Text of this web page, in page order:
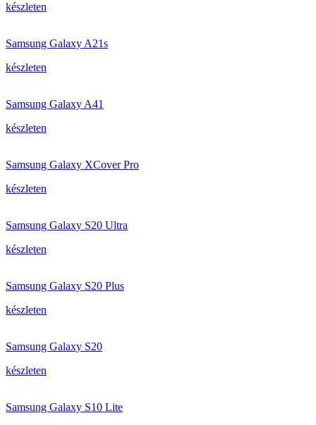
készleten
Samsung Galaxy A21s
készleten
Samsung Galaxy A41
készleten
Samsung Galaxy XCover Pro
készleten
Samsung Galaxy S20 Ultra
készleten
Samsung Galaxy S20 Plus
készleten
Samsung Galaxy S20
készleten
Samsung Galaxy S10 Lite